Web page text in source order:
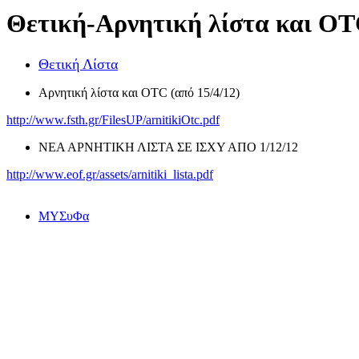
Θετική-Αρνητική λίστα και
Θετική Λίστα
Aρνητική λίστα και OTC (από 15/4/12)
http://www.fsth.gr/FilesUP/arnitikiOtc.pdf
ΝΕΑ ΑΡΝΗΤΙΚΗ ΛΙΣΤΑ ΣΕ ΙΣΧΥ ΑΠΟ 1/12/12
http://www.eof.gr/assets/arnitiki_lista.pdf
ΜΥΣυΦα